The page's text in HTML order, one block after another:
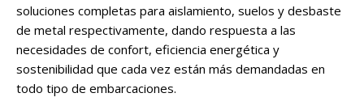
soluciones completas para aislamiento, suelos y desbaste
de metal respectivamente, dando respuesta a las
necesidades de confort, eficiencia energética y
sostenibilidad que cada vez están más demandadas en
todo tipo de embarcaciones.